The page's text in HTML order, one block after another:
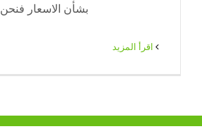
بشأن الاسعار فنحن